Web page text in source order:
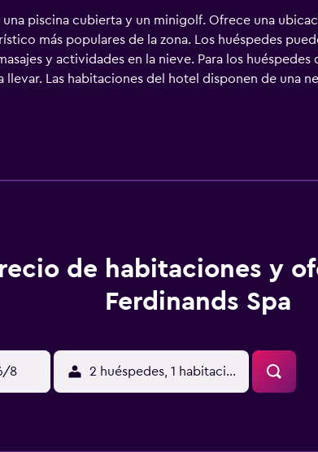
una piscina cubierta y un minigolf. Ofrece una
más populares de la zona. Los huéspedes
y actividades en la nieve. Para los huéspedes
Las habitaciones del hotel disponen de una
varias habitaciones pensadas especialmente para
que es una opción perfecta para tomar una
de habitaciones y
Ferdinands Spa
8 2 huéspedes, 1 habitación